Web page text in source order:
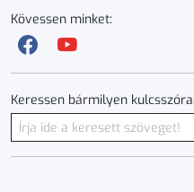
Kövessen minket:
Keressen bármilyen kulcsszóra: